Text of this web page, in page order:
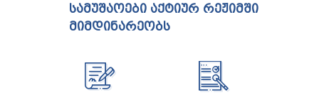
ᲡᲐᲛᲣᲨᲐᲝᲔᲑᲘ ᲐᲥᲢᲘᲣᲠ ᲠᲔᲟᲘᲛᲨᲘ
ᲛᲘᲛᲓᲘᲜᲐᲠᲔᲝᲑᲡ